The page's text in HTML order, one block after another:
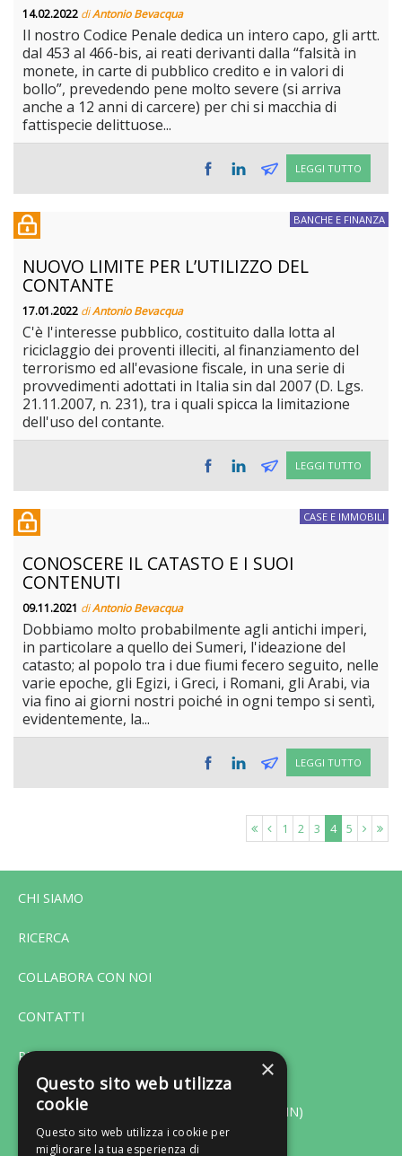
14.02.2022 diAntonio Bevacqua
Il nostro Codice Penale dedica un intero capo, gli artt.
dal 453 al 466-bis, ai reati derivanti dalla “falsità in
monete, in carte di pubblico credito e in valori di
bollo”, prevedendo pene molto severe (si arriva
anche a 12 anni di carcere) per chi si macchia di
fattispecie delittuose...
LEGGI TUTTO
BANCHE E FINANZA
NUOVO LIMITE PER L’UTILIZZO DEL
CONTANTE
17.01.2022 diAntonio Bevacqua
C'è l'interesse pubblico, costituito dalla lotta al
riciclaggio dei proventi illeciti, al finanziamento del
terrorismo ed all'evasione fiscale, in una serie di
provvedimenti adottati in Italia sin dal 2007 (D. Lgs.
21.11.2007, n. 231), tra i quali spicca la limitazione
dell'uso del contante.
LEGGI TUTTO
CASE E IMMOBILI
CONOSCERE IL CATASTO E I SUOI
CONTENUTI
09.11.2021 diAntonio Bevacqua
Dobbiamo molto probabilmente agli antichi imperi,
in particolare a quello dei Sumeri, l'ideazione del
catasto; al popolo tra i due fiumi fecero seguito, nelle
varie epoche, gli Egizi, i Greci, i Romani, gli Arabi, via
via fino ai giorni nostri poiché in ogni tempo si sentì,
evidentemente, la...
LEGGI TUTTO
1 2 3 4 5
CHI SIAMO
RICERCA
COLLABORA CON NOI
CONTATTI
PRIVACY
Via F. Bonfiglio 33 - 46042 Castel Goffredo (MN)
Tel. 0376-775130 - Fax 0376-770151
×
Questo sito web utilizza
cookie
Questo sito web utilizza i cookie per
migliorare la tua esperienza di